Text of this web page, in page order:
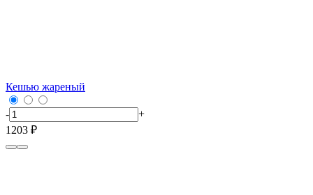
Кешью жареный
-
+
1203 ₽